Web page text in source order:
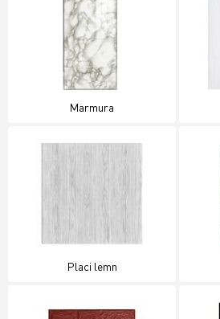
Marmura
Placi lemn